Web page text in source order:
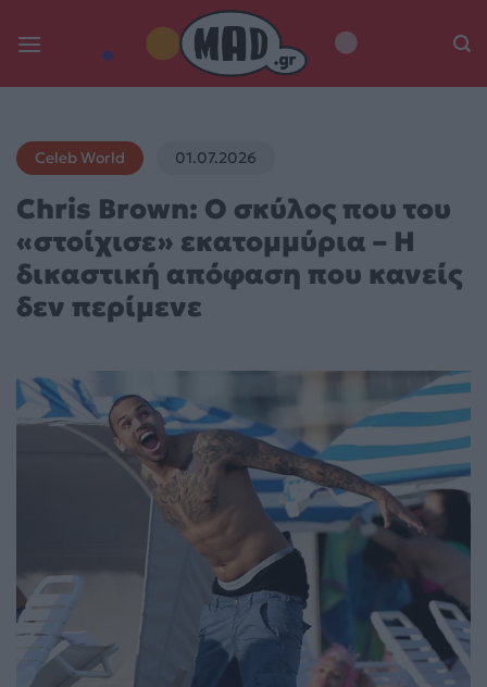
Celeb World 01.07.2026
Chris Brown: Ο σκύλος που του
«στοίχισε» εκατομμύρια – Η
δικαστική απόφαση που κανείς
δεν περίμενε